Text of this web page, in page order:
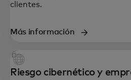
clientes.
Más información
Riesgo cibernético y